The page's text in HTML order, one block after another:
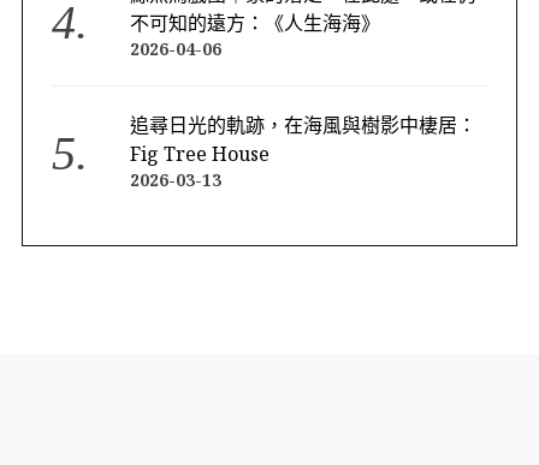
不可知的遠方：《人生海海》
2026-04-06
追尋日光的軌跡，在海風與樹影中棲居：
Fig Tree House
2026-03-13